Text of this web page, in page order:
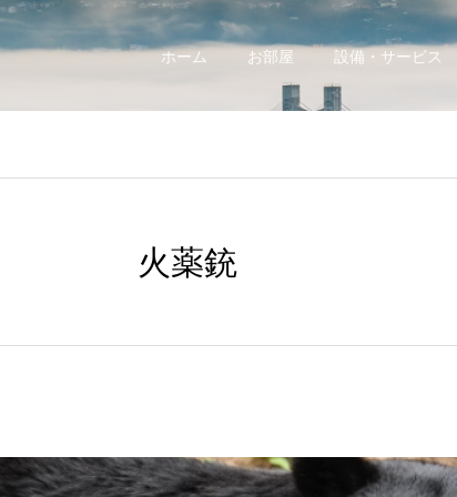
ホーム お部屋 設備・サービス
火薬銃